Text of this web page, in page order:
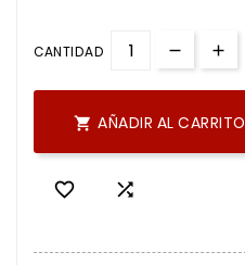
CANTIDAD
 AÑADIR AL CARRITO
 